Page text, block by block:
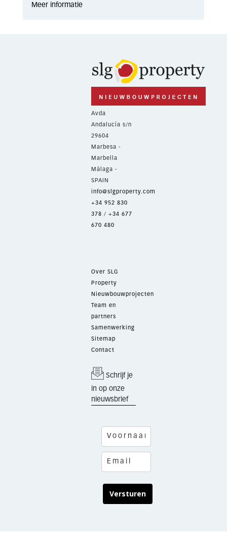
Meer informatie
Avda
Andalucía s/n
29604
Marbesa -
Marbella
Málaga -
SPAIN
info@slgproperty.com
+34 952 830
378 / +34 677
670 480
Over SLG
Property
Nieuwbouwprojecten
Team en
partners
Samenwerking
Sitemap
Contact
Schrijf je
in op onze
nieuwsbrief
Versturen